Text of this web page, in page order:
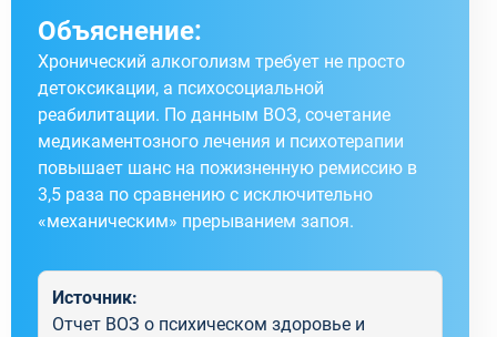
Объяснение:
Хронический алкоголизм требует не просто
детоксикации, а психосоциальной
реабилитации. По данным ВОЗ, сочетание
медикаментозного лечения и психотерапии
повышает шанс на пожизненную ремиссию в
3,5 раза по сравнению с исключительно
«механическим» прерыванием запоя.
Источник:
Отчет ВОЗ о психическом здоровье и